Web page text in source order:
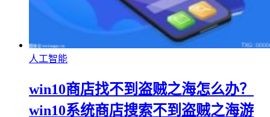
人工智能
win10商店找不到盗贼之海怎么办？
win10系统商店搜索不到盗贼之海游